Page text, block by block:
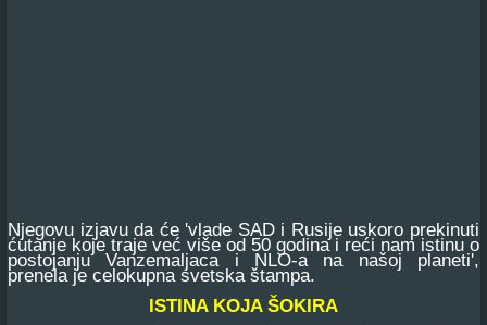
Njegovu izjavu da će 'vlade SAD i Rusije uskoro prekinuti
ćutanje koje traje već više od 50 godina i reći nam istinu o
postojanju Vanzemaljaca i NLO-a na našoj planeti',
prenela je celokupna svetska štampa.
ISTINA KOJA ŠOKIRA